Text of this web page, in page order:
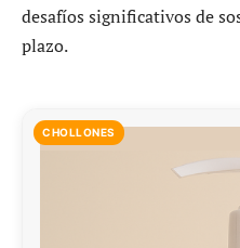
desafíos significativos de
plazo.
CHOLLONES